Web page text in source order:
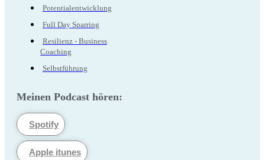
Potentialentwicklung
Full Day Sparring
Resilienz - Business
Coaching
Selbstführung
Meinen Podcast hören:
Spotify
Apple itunes